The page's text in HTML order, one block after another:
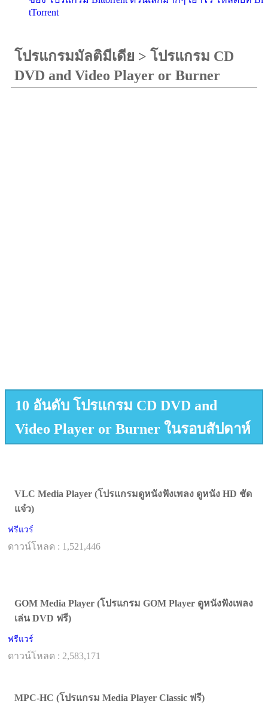
tTorrent
โปรแกรมมัลติมีเดีย > โปรแกรม CD
DVD and Video Player or Burner
10 อันดับ โปรแกรม CD DVD and
Video Player or Burner ในรอบสัปดาห์
VLC Media Player (โปรแกรมดูหนังฟังเพลง ดูหนัง HD ชัด
แจ๋ว)
ฟรีแวร์
ดาวน์โหลด : 1,521,446
GOM Media Player (โปรแกรม GOM Player ดูหนังฟังเพลง
เล่น DVD ฟรี)
ฟรีแวร์
ดาวน์โหลด : 2,583,171
MPC-HC (โปรแกรม Media Player Classic ฟรี)